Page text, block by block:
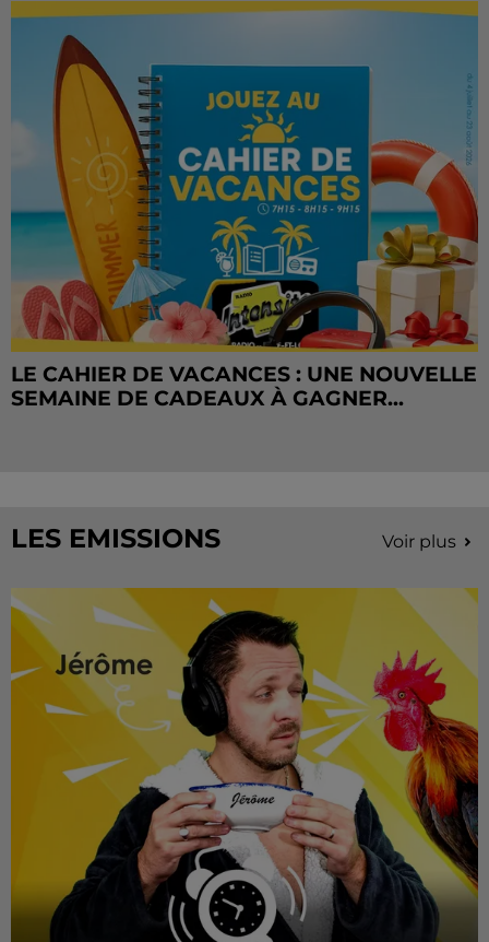
LE CAHIER DE VACANCES : UNE NOUVELLE
SEMAINE DE CADEAUX À GAGNER...
LES EMISSIONS Voir plus